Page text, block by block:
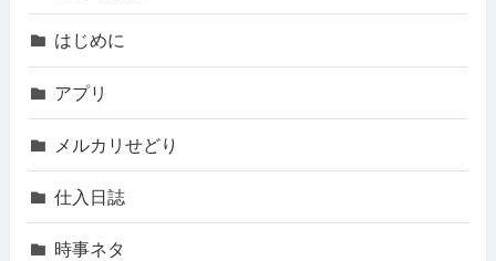
はじめに
アプリ
メルカリせどり
仕入日誌
時事ネタ